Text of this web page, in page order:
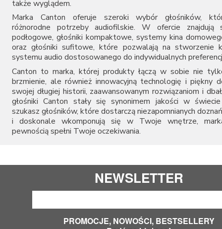
Synthesis
Taga
Teac
Tonar
Vibrapod
Yaqin
także wyglądem.
Marka Canton oferuje szeroki wybór głośników,
różnorodne potrzeby audiofilskie. W ofercie znajdują
podłogowe, głośniki kompaktowe, systemy kina
oraz głośniki sufitowe, które pozwalają na stworzenie
systemu audio dostosowanego do indywidualnych
Canton to marka, której produkty łączą w sobie nie
brzmienie, ale również innowacyjną technologię i piękny
swojej długiej historii, zaawansowanym rozwiązaniom i
głośniki Canton stały się synonimem jakości w
szukasz głośników, które dostarczą niezapomnianych
i doskonale wkomponują się w Twoje wnętrze,
pewnością spełni Twoje oczekiwania.
NEWSLETTER
PROMOCJE, NOWOŚCI, BESTSELLERY